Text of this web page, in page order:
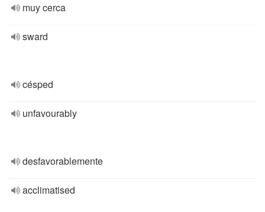
muy cerca
sward
césped
unfavourably
desfavorablemente
acclimatised